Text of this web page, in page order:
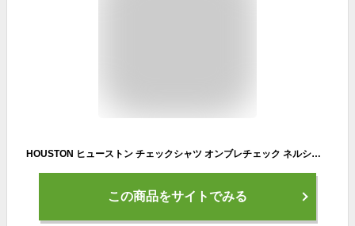
HOUSTON ヒューストン チェックシャツ オンブレチェック ネルシャツ メンズ 厚手 アメカジ 長袖 ブランド ビエラシャツ 春 秋 冬 服
この商品をサイトでみる